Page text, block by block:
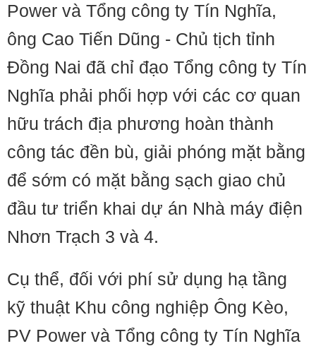
Power và Tổng công ty Tín Nghĩa,
ông Cao Tiến Dũng - Chủ tịch tỉnh
Đồng Nai đã chỉ đạo Tổng công ty Tín
Nghĩa phải phối hợp với các cơ quan
hữu trách địa phương hoàn thành
công tác đền bù, giải phóng mặt bằng
để sớm có mặt bằng sạch giao chủ
đầu tư triển khai dự án Nhà máy điện
Nhơn Trạch 3 và 4.
Cụ thể, đối với phí sử dụng hạ tầng
kỹ thuật Khu công nghiệp Ông Kèo,
PV Power và Tổng công ty Tín Nghĩa